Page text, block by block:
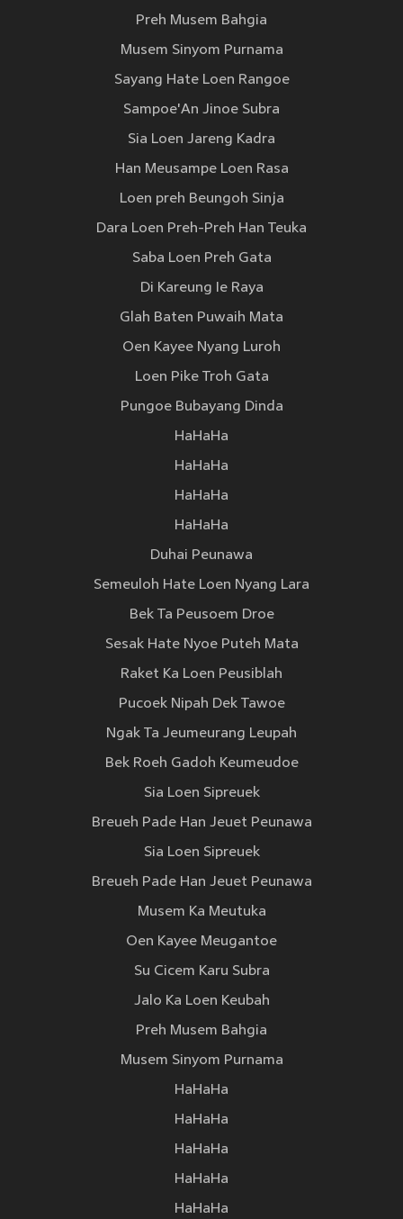
Preh Musem Bahgia
Musem Sinyom Purnama
Sayang Hate Loen Rangoe
Sampoe'An Jinoe Subra
Sia Loen Jareng Kadra
Han Meusampe Loen Rasa
Loen preh Beungoh Sinja
Dara Loen Preh-Preh Han Teuka
Saba Loen Preh Gata
Di Kareung Ie Raya
Glah Baten Puwaih Mata
Oen Kayee Nyang Luroh
Loen Pike Troh Gata
Pungoe Bubayang Dinda
HaHaHa
HaHaHa
HaHaHa
HaHaHa
Duhai Peunawa
Semeuloh Hate Loen Nyang Lara
Bek Ta Peusoem Droe
Sesak Hate Nyoe Puteh Mata
Raket Ka Loen Peusiblah
Pucoek Nipah Dek Tawoe
Ngak Ta Jeumeurang Leupah
Bek Roeh Gadoh Keumeudoe
Sia Loen Sipreuek
Breueh Pade Han Jeuet Peunawa
Sia Loen Sipreuek
Breueh Pade Han Jeuet Peunawa
Musem Ka Meutuka
Oen Kayee Meugantoe
Su Cicem Karu Subra
Jalo Ka Loen Keubah
Preh Musem Bahgia
Musem Sinyom Purnama
HaHaHa
HaHaHa
HaHaHa
HaHaHa
HaHaHa